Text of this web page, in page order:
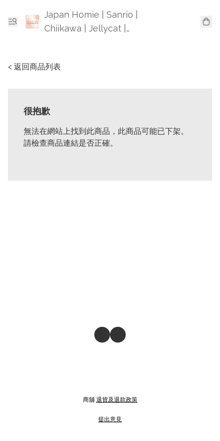
Japan Homie | Sanrio |
Chiikawa | Jellycat |
< 返回商品列表
很抱歉
無法在網站上找到此商品，此商品可能已下架。
請檢查商品連結是否正確。
商舖 退貨及退款政策
提出意見